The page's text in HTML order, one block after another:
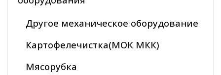
Другое механическое оборудование
Картофелечистка(МОК МКК)
Мясорубка